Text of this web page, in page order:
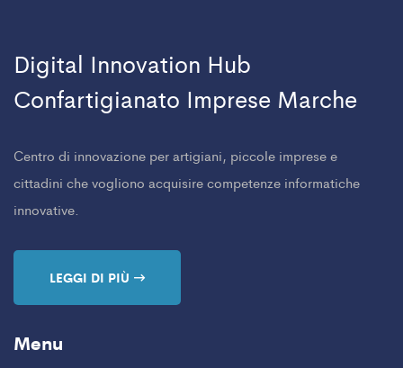
Digital Innovation Hub
Confartigianato Imprese Marche
Centro di innovazione per artigiani, piccole imprese e
cittadini che vogliono acquisire competenze informatiche
innovative.
LEGGI DI PIÙ
Menu